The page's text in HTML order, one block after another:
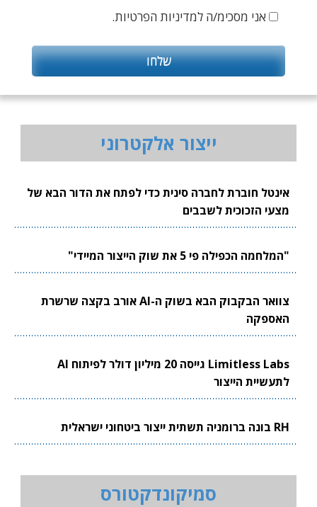
אני מסכימ/ה למדיניות הפרטיות.
ייצור אלקטרוני
אינטל חוברת לחברה סינית כדי לפתח את הדור הבא של
מצעי הזכוכית לשבבים
"המלחמה הכפילה פי 5 את שוק הייצור המיידי"
צוואר הבקבוק הבא בשוק ה-AI אורב בקצה שרשרת
האספקה
Limitless Labs גייסה 20 מיליון דולר לפיתוח AI
לתעשיית הייצור
RH בונה ברומניה תשתית ייצור ביטחוני ישראלית
סמיקונדקטורס